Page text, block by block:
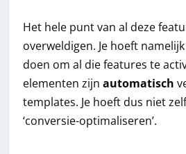
Het hele punt van al deze
overweldigen. Je hoeft
doen om al die features te
elementen zijnautomatisch
templates. Je hoeft dus niet
‘conversie-optimaliseren’.